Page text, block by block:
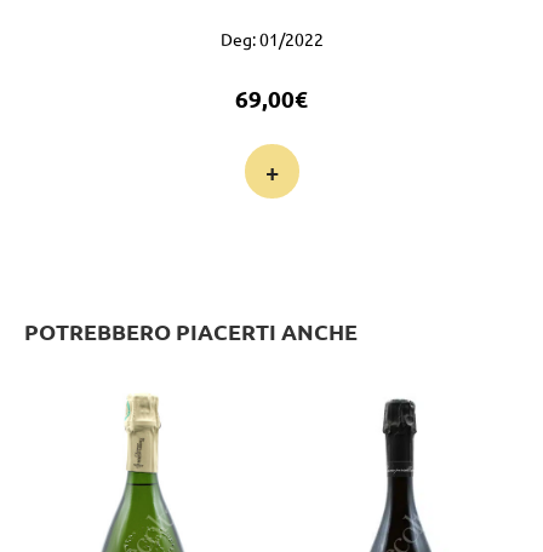
Deg: 01/2022
69,00€
+
POTREBBERO PIACERTI ANCHE